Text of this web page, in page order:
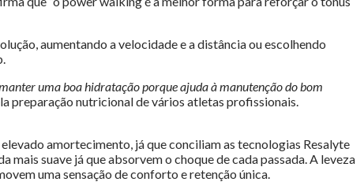
aumentando a velocidade e a distância ou escolhendo
uma boa hidratação porque ajuda à manutenção do bom
preparação nutricional de vários atletas profissionais.
amortecimento, já que conciliam as tecnologias Resalyte
suave já que absorvem o choque de cada passada. A leveza
uma sensação de conforto e retenção única.